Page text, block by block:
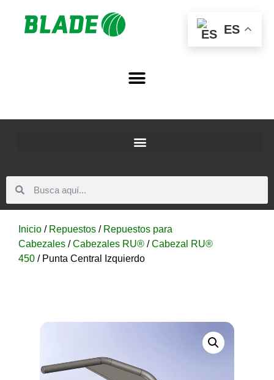
Inicio / Repuestos / Repuestos para
Cabezales /Cabezales RU® /Cabezal RU®
450 / Punta Central Izquierdo
ES